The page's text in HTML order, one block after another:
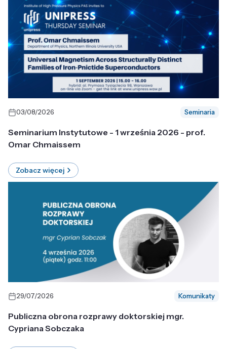
03/08/2026 Seminaria
Seminarium Instytutowe - 1 września 2026 - prof.
Omar Chmaissem
Zobacz więcej
29/07/2026 Komunikaty
Publiczna obrona rozprawy doktorskiej mgr.
Cypriana Sobczaka